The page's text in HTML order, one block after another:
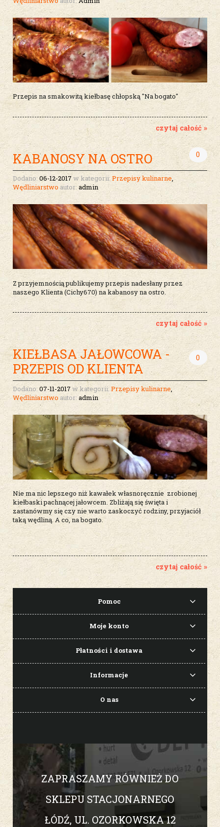
Przepis na smakowitą kiełbasę chłopską "Na bogato"
czytaj całość »
KABANOSY NA OSTRO 0
Dodano: 06-12-2017 w kategorii:Przepisy kulinarne,
Wędliniarstwo autor: admin
Z przyjemnością publikujemy przepis nadesłany przez
naszego Klienta (Cichy670) na kabanosy na ostro.
czytaj całość »
KIEŁBASA JAŁOWCOWA -
PRZEPIS OD KLIENTA
0
Dodano: 07-11-2017 w kategorii: Przepisy kulinarne,
Wędliniarstwoautor: admin
Nie ma nic lepszego niż kawałek własnoręcznie zrobionej
kiełbaski pachnącej jałowcem. Zbliżają się święta i
zastanówmy się czy nie warto zaskoczyć rodziny, przyjaciół
taką wędliną. A co, na bogato.
czytaj całość »
Pomoc
Moje konto
Płatności i dostawa
Informacje
O nas
ZAPRASZAMY RÓWNIEŻ DO
SKLEPU STACJONARNEGO
ŁÓDŹ, UL. OZORKOWSKA 12